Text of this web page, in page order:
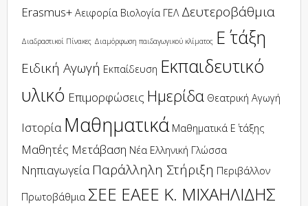
Erasmus+ Αειφορία Βιολογία ΓΕΛ Δευτεροβάθμια
Διαδραστικοί Πίνακες Διαμόρφωση παιδαγωγικού κλίματος Ε΄ τάξη
Ειδική Αγωγή Εκπαίδευση Εκπαιδευτικό
υλικό Επιμορφώσεις Ημερίδα Θεατρική Αγωγή
Ιστορία Μαθηματικά Μαθηματικά Ε΄ τάξης
Μαθητές Μετάβαση Νέα Ελληνική Γλώσσα
Νηπιαγωγεία Παράλληλη Στήριξη Περιβάλλον
Πρωτοβάθμια ΣΕΕ ΕΑΕΕ Κ. ΜΙΧΑΗΛΙΔΗΣ